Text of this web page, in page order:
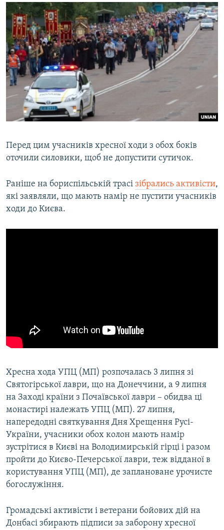
УКРАЇНСЬКА ПРОБЛЕМА КРИМУ
ІНФОГРАФІКА
Qırımtatar
ДОЛУЧАЙСЯ!
Усі сайти RFE/RL
Перед цим учасників хресної ходи з обох боків
оточили силовики, щоб не допустити сутичок.
Раніше на бориспільській трасі зібрались активісти,
які заявляли, що мають намір не пустити учасників
ходи до Києва.
Хресна хода УПЦ (МП) розпочалась 3 липня зі
Святогірської лаври, що на Донеччини, а 9 липня
на Заході країни з Почаївської лаври – обидва ці
монастирі належать УПЦ (МП). 27 липня,
напередодні святкування Дня Хрещення Русі-
України, учасники обох колон мають намір
зустрітися в Києві на Володимирській гірці і разом
пройти до Києво-Печерської лаври, теж відданої в
користування УПЦ (МП), де заплановане урочисте
богослужіння.
Громадські активісти і ветерани бойових дій на
Донбасі збирають підписи за заборону хресної